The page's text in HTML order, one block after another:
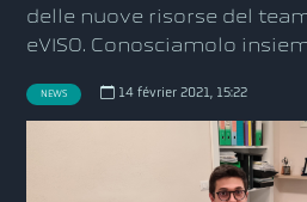
delle nuove risorse del
eVISO. Conosciamolo
NEWS 14 février 2021, 15:22